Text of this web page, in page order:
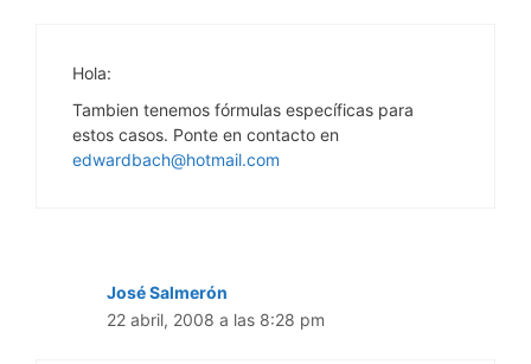
Hola:
Tambien tenemos fórmulas específicas para
estos casos. Ponte en contacto en
edwardbach@hotmail.com
José Salmerón
22 abril, 2008 a las 8:28 pm